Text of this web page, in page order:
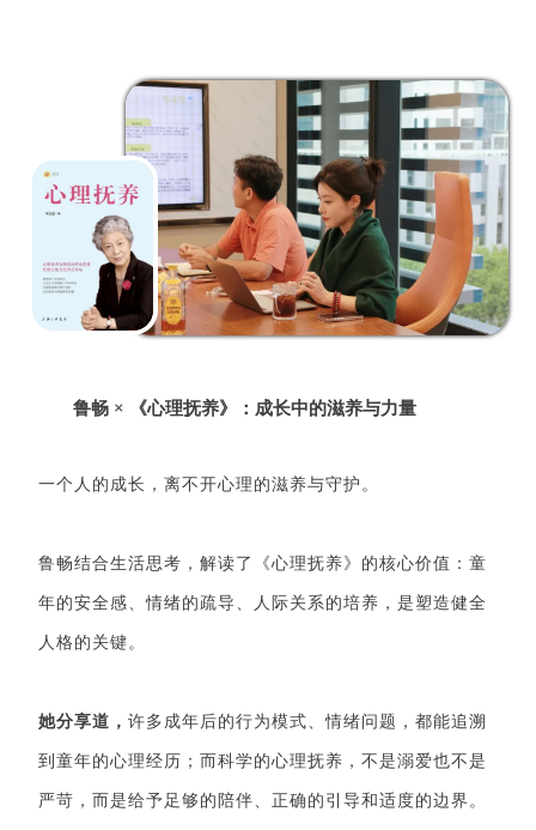
鲁畅 × 《心理抚养》：成长中的滋养与力量
一个人的成长，离不开心理的滋养与守护。
鲁畅结合生活思考，解读了《心理抚养》的核心价值：童
年的安全感、情绪的疏导、人际关系的培养，是塑造健全
人格的关键。
她分享道，许多成年后的行为模式、情绪问题，都能追溯
到童年的心理经历；而科学的心理抚养，不是溺爱也不是
严苛，而是给予足够的陪伴、正确的引导和适度的边界。